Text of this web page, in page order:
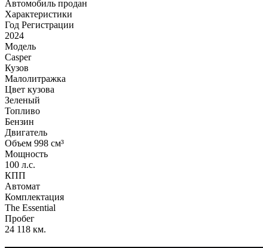
Автомобиль продан
Характеристики
Год Регистрации
2024
Модель
Casper
Кузов
Малолитражка
Цвет кузова
Зеленый
Топливо
Бензин
Двигатель
Объем 998 см³
Мощность
100 л.с.
КПП
Автомат
Комплектация
The Essential
Пробег
24 118 км.